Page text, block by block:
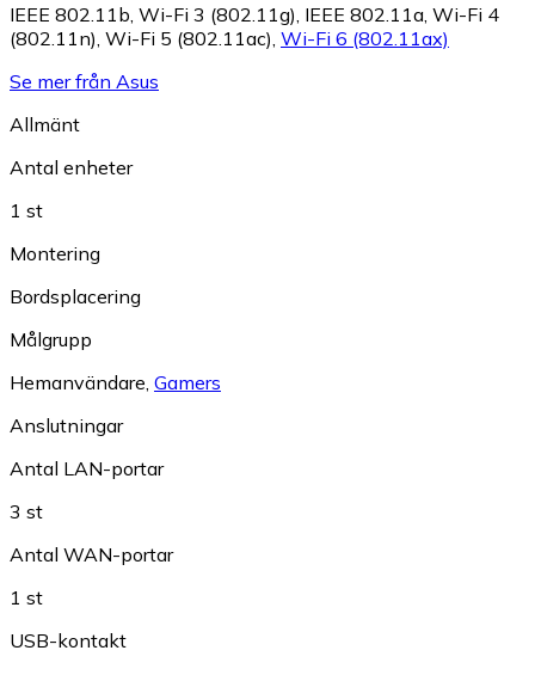
IEEE 802.11b Wi-Fi 3 (802.11g) IEEE 802.11a Wi-Fi 4
(802.11n) Wi-Fi 5 (802.11ac) Wi-Fi 6 (802.11ax)
Se mer från Asus
Allmänt
Antal enheter
1 st
Montering
Bordsplacering
Målgrupp
Hemanvändare Gamers
Anslutningar
Antal LAN-portar
3 st
Antal WAN-portar
1 st
USB-kontakt